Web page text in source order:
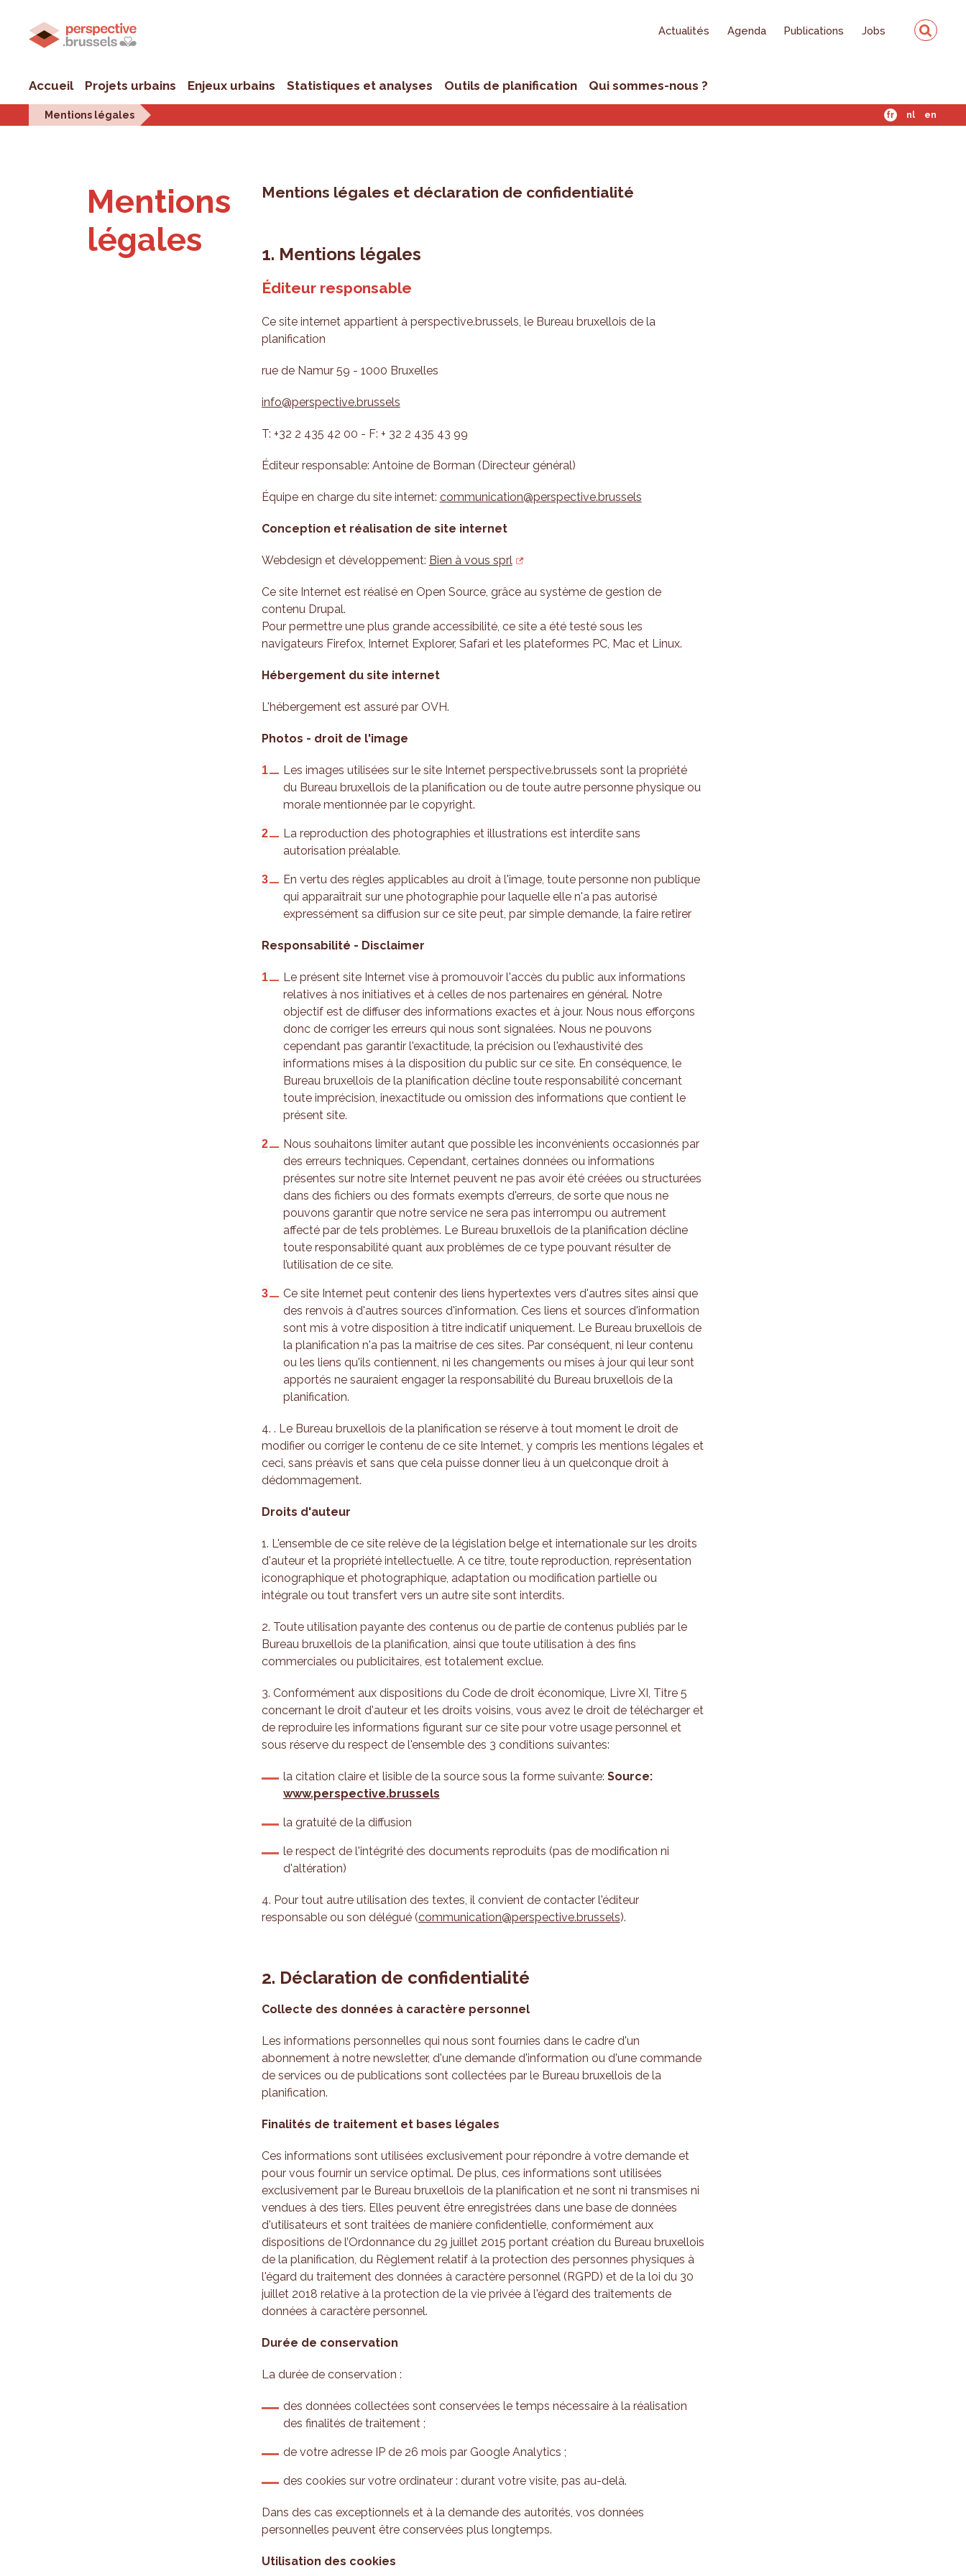
Actualités Agenda Publications Jobs
Accueil Projets urbains Enjeux urbains Statistiques et analyses Outils de planification Qui sommes-nous ?
Mentions légales fr nl en
Mentions
légales
Mentions légales et déclaration de confidentialité
1. Mentions légales
Éditeur responsable
Ce site internet appartient à perspective.brussels, le Bureau bruxellois de la
planification
rue de Namur 59 - 1000 Bruxelles
info@perspective.brussels
T: +32 2 435 42 00 - F: + 32 2 435 43 99
Éditeur responsable: Antoine de Borman (Directeur général)
Équipe en charge du site internet: communication@perspective.brussels
Conception et réalisation de site internet
Webdesign et développement: Bien à vous sprl
Ce site Internet est réalisé en Open Source, grâce au système de gestion de
contenu Drupal.
Pour permettre une plus grande accessibilité, ce site a été testé sous les
navigateurs Firefox, Internet Explorer, Safari et les plateformes PC, Mac et Linux.
Hébergement du site internet
L'hébergement est assuré par OVH.
Photos - droit de l'image
Les images utilisées sur le site Internet perspective.brussels sont la propriété
du Bureau bruxellois de la planification ou de toute autre personne physique ou
morale mentionnée par le copyright.
La reproduction des photographies et illustrations est interdite sans
autorisation préalable.
En vertu des règles applicables au droit à l'image, toute personne non publique
qui apparaîtrait sur une photographie pour laquelle elle n'a pas autorisé
expressément sa diffusion sur ce site peut, par simple demande, la faire retirer
Responsabilité - Disclaimer
Le présent site Internet vise à promouvoir l'accès du public aux informations
relatives à nos initiatives et à celles de nos partenaires en général. Notre
objectif est de diffuser des informations exactes et à jour. Nous nous efforçons
donc de corriger les erreurs qui nous sont signalées. Nous ne pouvons
cependant pas garantir l'exactitude, la précision ou l'exhaustivité des
informations mises à la disposition du public sur ce site. En conséquence, le
Bureau bruxellois de la planification décline toute responsabilité concernant
toute imprécision, inexactitude ou omission des informations que contient le
présent site.
Nous souhaitons limiter autant que possible les inconvénients occasionnés par
des erreurs techniques. Cependant, certaines données ou informations
présentes sur notre site Internet peuvent ne pas avoir été créées ou structurées
dans des fichiers ou des formats exempts d'erreurs, de sorte que nous ne
pouvons garantir que notre service ne sera pas interrompu ou autrement
affecté par de tels problèmes. Le Bureau bruxellois de la planification décline
toute responsabilité quant aux problèmes de ce type pouvant résulter de
l’utilisation de ce site.
Ce site Internet peut contenir des liens hypertextes vers d'autres sites ainsi que
des renvois à d'autres sources d'information. Ces liens et sources d'information
sont mis à votre disposition à titre indicatif uniquement. Le Bureau bruxellois de
la planification n'a pas la maîtrise de ces sites. Par conséquent, ni leur contenu
ou les liens qu'ils contiennent, ni les changements ou mises à jour qui leur sont
apportés ne sauraient engager la responsabilité du Bureau bruxellois de la
planification.
4. . Le Bureau bruxellois de la planification se réserve à tout moment le droit de
modifier ou corriger le contenu de ce site Internet, y compris les mentions légales et
ceci, sans préavis et sans que cela puisse donner lieu à un quelconque droit à
dédommagement.
Droits d'auteur
1. L'ensemble de ce site relève de la législation belge et internationale sur les droits
d'auteur et la propriété intellectuelle. A ce titre, toute reproduction, représentation
iconographique et photographique, adaptation ou modification partielle ou
intégrale ou tout transfert vers un autre site sont interdits.
2. Toute utilisation payante des contenus ou de partie de contenus publiés par le
Bureau bruxellois de la planification, ainsi que toute utilisation à des fins
commerciales ou publicitaires, est totalement exclue.
3. Conformément aux dispositions du Code de droit économique, Livre XI, Titre 5
concernant le droit d'auteur et les droits voisins, vous avez le droit de télécharger et
de reproduire les informations figurant sur ce site pour votre usage personnel et
sous réserve du respect de l'ensemble des 3 conditions suivantes:
la citation claire et lisible de la source sous la forme suivante: Source:
www.perspective.brussels
la gratuité de la diffusion
le respect de l'intégrité des documents reproduits (pas de modification ni
d'altération)
4. Pour tout autre utilisation des textes, il convient de contacter l'éditeur
responsable ou son délégué (communication@perspective.brussels).
2. Déclaration de confidentialité
Collecte des données à caractère personnel
Les informations personnelles qui nous sont fournies dans le cadre d'un
abonnement à notre newsletter, d'une demande d'information ou d'une commande
de services ou de publications sont collectées par le Bureau bruxellois de la
planification.
Finalités de traitement et bases légales
Ces informations sont utilisées exclusivement pour répondre à votre demande et
pour vous fournir un service optimal. De plus, ces informations sont utilisées
exclusivement par le Bureau bruxellois de la planification et ne sont ni transmises ni
vendues à des tiers. Elles peuvent être enregistrées dans une base de données
d'utilisateurs et sont traitées de manière confidentielle, conformément aux
dispositions de l’Ordonnance du 29 juillet 2015 portant création du Bureau bruxellois
de la planification, du Règlement relatif à la protection des personnes physiques à
l'égard du traitement des données à caractère personnel (RGPD) et de la loi du 30
juillet 2018 relative à la protection de la vie privée à l'égard des traitements de
données à caractère personnel.
Durée de conservation
La durée de conservation :
des données collectées sont conservées le temps nécessaire à la réalisation
des finalités de traitement ;
de votre adresse IP de 26 mois par Google Analytics ;
des cookies sur votre ordinateur : durant votre visite, pas au-delà.
Dans des cas exceptionnels et à la demande des autorités, vos données
personnelles peuvent être conservées plus longtemps.
Utilisation des cookies